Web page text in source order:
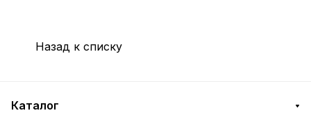
Назад к списку
Каталог